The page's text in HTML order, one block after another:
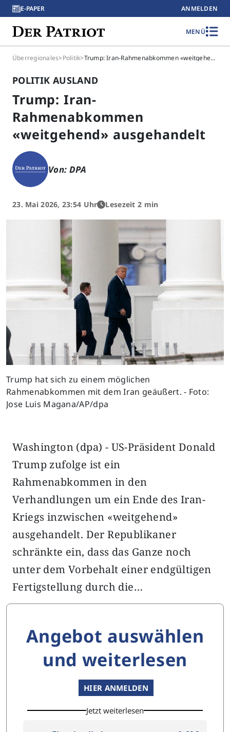
E-PAPER ANMELDEN
MENÜ
Überregionales>Politik> Trump: Iran-Rahmenabkommen «weitgehend» ausgehandelt
POLITIK AUSLAND
Trump: Iran-
Rahmenabkommen
«weitgehend» ausgehandelt
Von: DPA
23. Mai 2026, 23:54 Uhr Lesezeit 2 min
Trump hat sich zu einem möglichen
Rahmenabkommen mit dem Iran geäußert. - Foto:
Jose Luis Magana/AP/dpa
Washington (dpa) - US-Präsident Donald
Trump zufolge ist ein
Rahmenabkommen in den
Verhandlungen um ein Ende des Iran-
Kriegs inzwischen «weitgehend»
ausgehandelt. Der Republikaner
schränkte ein, dass das Ganze noch
unter dem Vorbehalt einer endgültigen
Fertigstellung durch die…
Angebot auswählen
und weiterlesen
HIER ANMELDEN
Jetzt weiterlesen